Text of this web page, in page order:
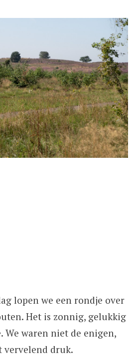
lopen we een rondje over
Het is zonnig, gelukkig
We waren niet de enigen,
vervelend druk.